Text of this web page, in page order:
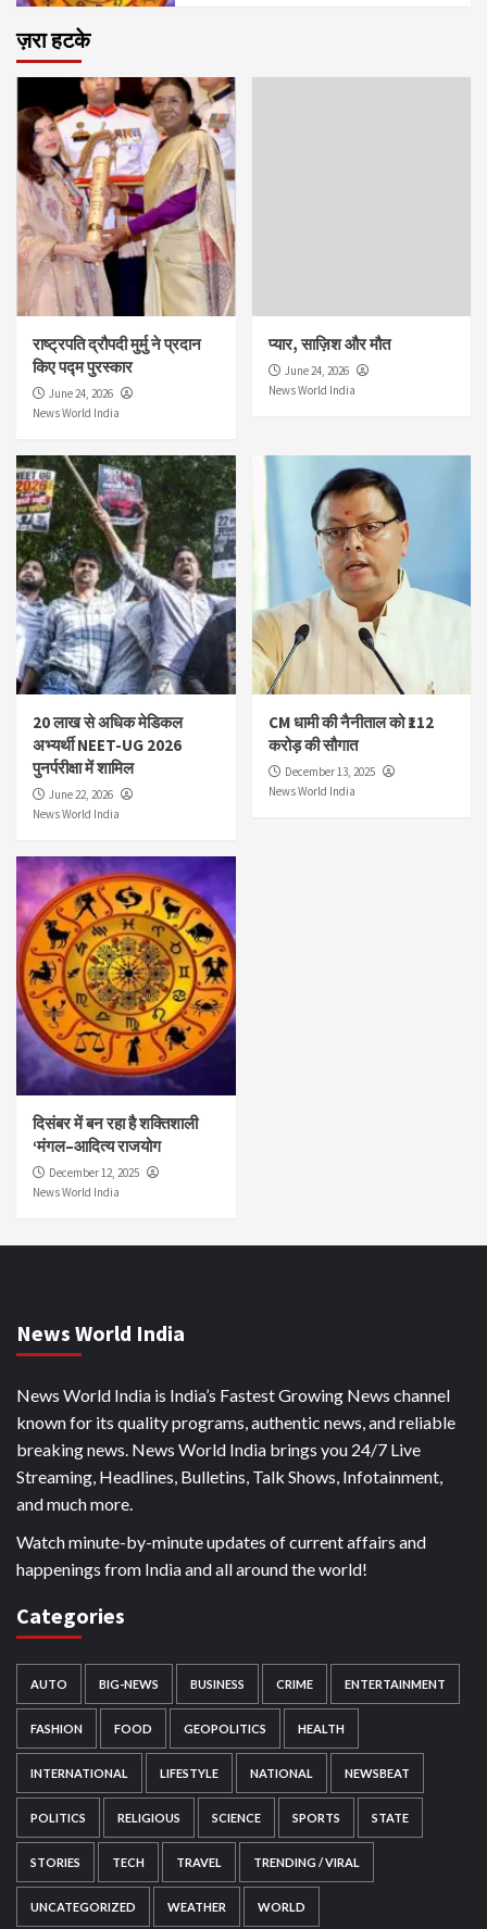
ज़रा हटके
राष्ट्रपति द्रौपदी मुर्मु ने प्रदान
किए पद्म पुरस्कार
June 24, 2026
News World India
प्यार, साज़िश और मौत
June 24, 2026
News World India
20 लाख से अधिक मेडिकल
अभ्यर्थी NEET-UG 2026
पुनर्परीक्षा में शामिल
June 22, 2026
News World India
CM धामी की नैनीताल को ₹112
करोड़ की सौगात
December 13, 2025
News World India
दिसंबर में बन रहा है शक्तिशाली
‘मंगल–आदित्य राजयोग
December 12, 2025
News World India
News World India
News World India is India’s Fastest Growing News channel
known for its quality programs, authentic news, and reliable
breaking news. News World India brings you 24/7 Live
Streaming, Headlines, Bulletins, Talk Shows, Infotainment,
and much more.
Watch minute-by-minute updates of current affairs and
happenings from India and all around the world!
Categories
AUTO BIG-NEWS BUSINESS CRIME ENTERTAINMENT
FASHION FOOD GEOPOLITICS HEALTH
INTERNATIONAL LIFESTYLE NATIONAL NEWSBEAT
POLITICS RELIGIOUS SCIENCE SPORTS STATE
STORIES TECH TRAVEL TRENDING / VIRAL
UNCATEGORIZED WEATHER WORLD